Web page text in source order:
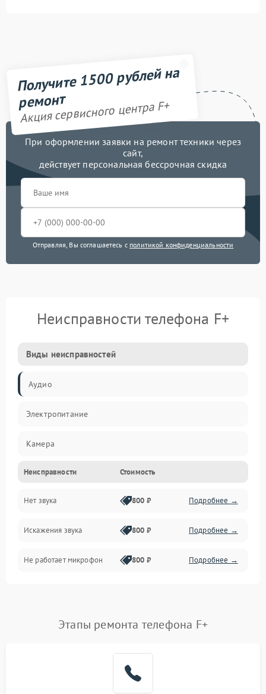
Получите 1500 рублей на
ремонт
Акция сервисного центра F+
При оформлении заявки на ремонт техники через
сайт,
действует персональная бессрочная скидка
Отправляя, Вы соглашаетесь с политикой конфиденциальности
Неисправности телефона F+
Виды неисправностей
Аудио
Электропитание
Камера
Управление
ПО
Связь
Корпус/Герметичность
Неисправности Стоимость
Нет звука 800 ₽ Подробнее →
Искажения звука 800 ₽ Подробнее →
Не работает микрофон 800 ₽ Подробнее →
Этапы ремонта телефона F+